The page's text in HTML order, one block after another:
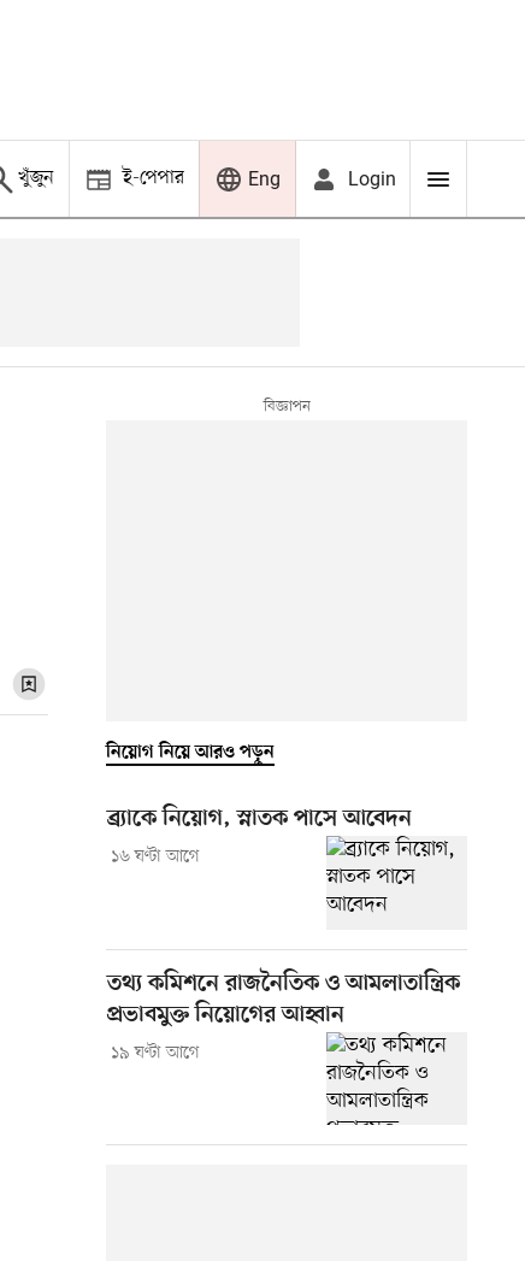
খুঁজুন ই-পেপার Eng Login
নিয়োগ নিয়ে আরও পড়ুন
ব্র্যাকে নিয়োগ, স্নাতক পাসে আবেদন
১৬ ঘণ্টা আগে
তথ্য কমিশনে রাজনৈতিক ও আমলাতান্ত্রিক
প্রভাবমুক্ত নিয়োগের আহ্বান
১৯ ঘণ্টা আগে